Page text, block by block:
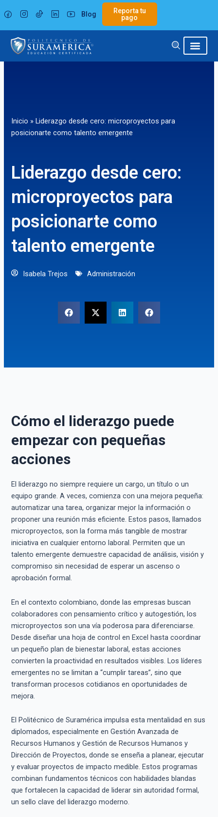
al
contenido
Blog
Reporta tu
pago
Inicio » Liderazgo desde cero: microproyectos para
posicionarte como talento emergente
Liderazgo desde cero:
microproyectos para
posicionarte como
talento emergente
Isabela Trejos Administración
Cómo el liderazgo puede
empezar con pequeñas
acciones
El liderazgo no siempre requiere un cargo, un título o un
equipo grande. A veces, comienza con una mejora pequeña:
automatizar una tarea, organizar mejor la información o
proponer una reunión más eficiente. Estos pasos, llamados
microproyectos, son la forma más tangible de mostrar
iniciativa en cualquier entorno laboral. Permiten que un
talento emergente demuestre capacidad de análisis, visión y
compromiso sin necesidad de esperar un ascenso o
aprobación formal.
En el contexto colombiano, donde las empresas buscan
colaboradores con pensamiento crítico y autogestión, los
microproyectos son una vía poderosa para diferenciarse.
Desde diseñar una hoja de control en Excel hasta coordinar
un pequeño plan de bienestar laboral, estas acciones
convierten la proactividad en resultados visibles. Los líderes
emergentes no se limitan a “cumplir tareas”, sino que
transforman procesos cotidianos en oportunidades de
mejora.
El Politécnico de Suramérica impulsa esta mentalidad en sus
diplomados, especialmente en Gestión Avanzada de
Recursos Humanos y Gestión de Recursos Humanos y
Dirección de Proyectos, donde se enseña a planear, ejecutar
y evaluar proyectos de impacto medible. Estos programas
combinan fundamentos técnicos con habilidades blandas
que fortalecen la capacidad de liderar sin autoridad formal,
un sello clave del liderazgo moderno.